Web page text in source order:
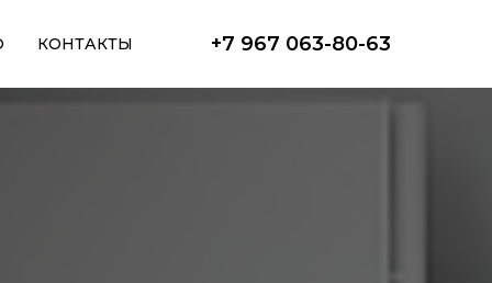
КОНТАКТЫ +7 967 063-80-63